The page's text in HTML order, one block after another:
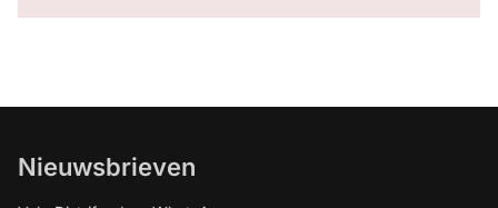
Nieuwsbrieven